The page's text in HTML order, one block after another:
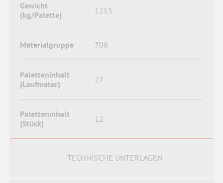
Gewicht
(kg/Palette)
1215
Materialgruppe 708
Paletteninhalt
(Laufmeter)
27
Paletteninhalt
(Stück)
12
TECHNISCHE UNTERLAGEN